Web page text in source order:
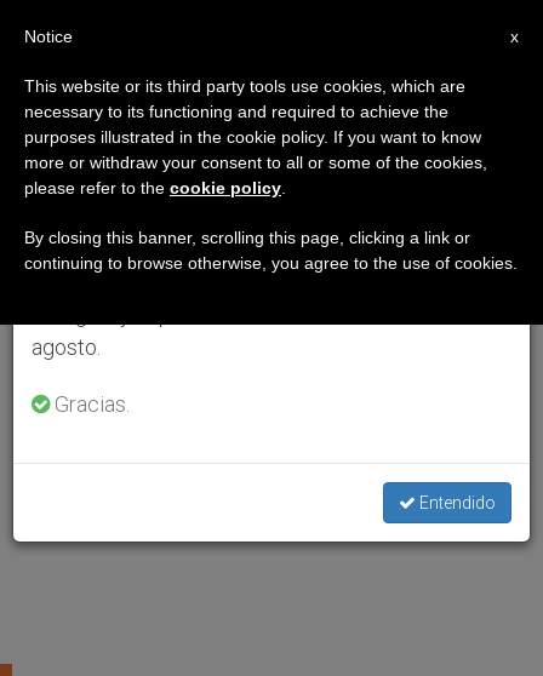
×
Aviso importante
Del 27 de julio al 7 de agosto haremos la pausa
anual, aprovechando que en el periodo de verano
se generan menos informaciones y también el
agosto.
Gracias.
Entendido
x
Notice
This website or its third party tools use cookies, which are
necessary to its functioning and required to achieve the
purposes illustrated in the cookie policy. If you want to know
more or withdraw your consent to all or some of the cookies,
please refer to the cookie policy
By closing this banner, scrolling this page, clicking a link or
continuing to browse otherwise, you agree to the use of cookies.